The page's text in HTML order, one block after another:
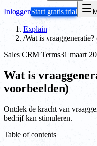
InloggenStart gratis trial
Explain
/Wat is
Sales CRM Terms31 maart
Wat is
voorbeelden)
Ontdek de kracht van
bedrijf kan stimuleren.
Table of contents